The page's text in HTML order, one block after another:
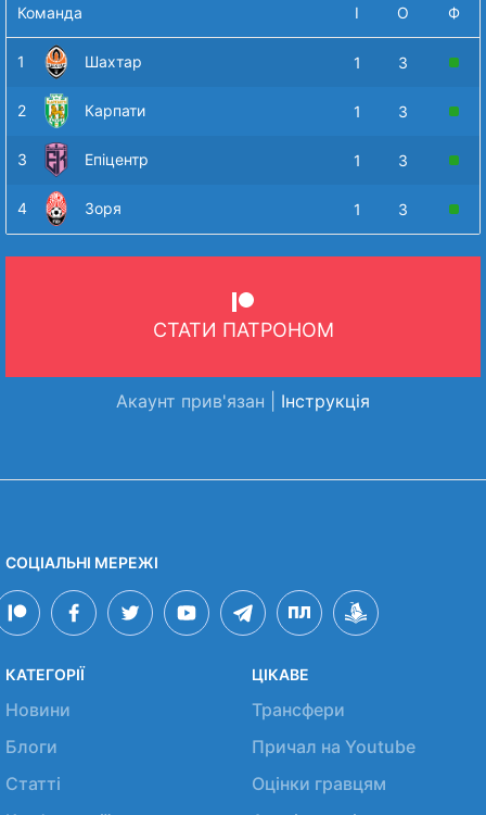
Команда І О Ф
1 Шахтар 1 3
2 Карпати 1 3
3 Епіцентр 1 3
4 Зоря 1 3
СТАТИ ПАТРОНОМ
Акаунт прив'язан | Інструкція
СОЦІАЛЬНІ МЕРЕЖІ
КАТЕГОРІЇ
Новини
Блоги
Статті
ЦІКАВЕ
Трансфери
Причал на Youtube
Оцінки гравцям